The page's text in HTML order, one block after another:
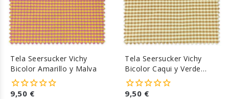
Tela Seersucker Vichy
Bicolor Amarillo y Malva
9,50 €
Tela Seersucker Vichy
Bicolor Caqui y Verde
Claro
9,50 €